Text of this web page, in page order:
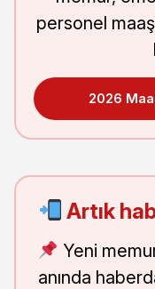
personel
2026
Artık
Yeni
anında